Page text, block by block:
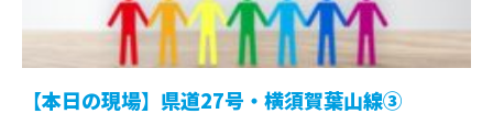
【本日の現場】県道27号・横須賀葉山線③